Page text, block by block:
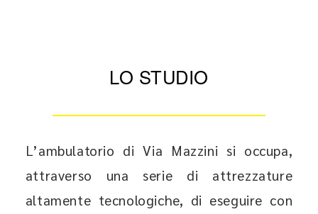
LO STUDIO
L’ambulatorio di Via Mazzini si occupa,
attraverso una serie di attrezzature
altamente tecnologiche, di eseguire con